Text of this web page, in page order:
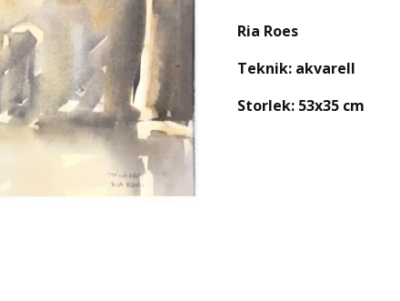
Ria Roes
Teknik: akvarell
Storlek: 53x35 cm